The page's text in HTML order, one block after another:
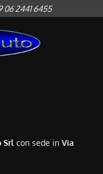
06 2441 6455
Srl con sede in Via